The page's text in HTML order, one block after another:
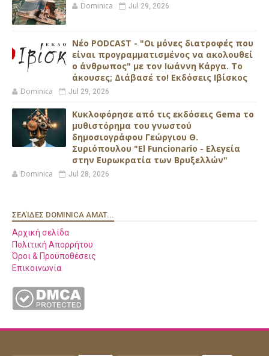
Dominica Jul 29, 2026
Νέο PODCAST - "Οι μόνες διατροφές που
είναι προγραμματισμένος να ακολουθεί
ο άνθρωπος" με τον Ιωάννη Κάργα. Το
άκουσες; Διάβασέ το! Εκδόσεις Ιβίσκος
Dominica Jul 29, 2026
Κυκλοφόρησε από τις εκδόσεις Gema το
μυθιστόρημα του γνωστού
δημοσιογράφου Γεώργιου Θ.
Συριόπουλου "El Funcionario - Ελεγεία
στην Ευρωκρατία των Βρυξελλών"
Dominica Jul 28, 2026
ΣΕΛΊΔΕΣ DOMINICA AMAT...
Αρχική σελίδα
Πολιτική Απορρήτου
Όροι & Προϋποθέσεις
Επικοινωνία